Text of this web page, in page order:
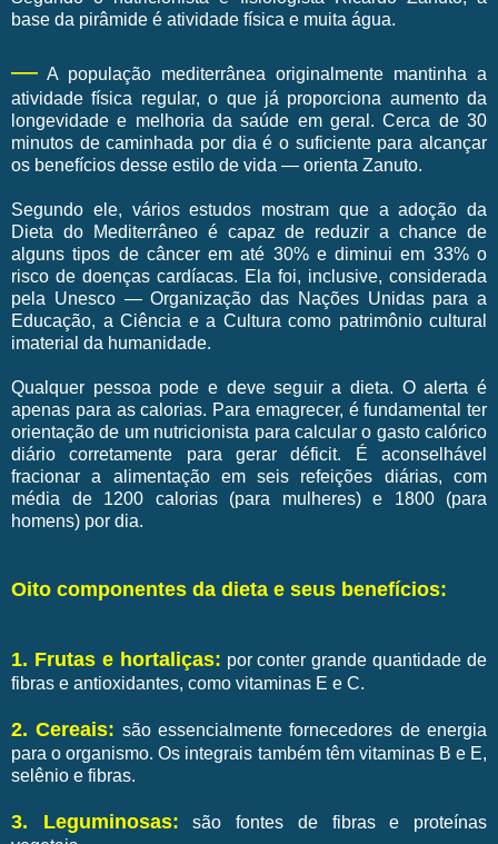
base da pirâmide é atividade física e muita água.
— A população mediterrânea originalmente mantinha a
atividade física regular, o que já proporciona aumento da
longevidade e melhoria da saúde em geral. Cerca de 30
minutos de caminhada por dia é o suficiente para alcançar
os benefícios desse estilo de vida — orienta Zanuto.
Segundo ele, vários estudos mostram que a adoção da
Dieta do Mediterrâneo é capaz de reduzir a chance de
alguns tipos de câncer em até 30% e diminui em 33% o
risco de doenças cardíacas. Ela foi, inclusive, considerada
pela Unesco — Organização das Nações Unidas para a
Educação, a Ciência e a Cultura como patrimônio cultural
imaterial da humanidade.
Qualquer pessoa pode e deve seguir a dieta. O alerta é
apenas para as calorias. Para emagrecer, é fundamental ter
orientação de um nutricionista para calcular o gasto calórico
diário corretamente para gerar déficit. É aconselhável
fracionar a alimentação em seis refeições diárias, com
média de 1200 calorias (para mulheres) e 1800 (para
homens) por dia.
Oito componentes da dieta e seus benefícios:
1. Frutas e hortaliças: por conter grande quantidade de
fibras e antioxidantes, como vitaminas E e C.
2. Cereais: são essencialmente fornecedores de energia
para o organismo. Os integrais também têm vitaminas B e E,
selênio e fibras.
3. Leguminosas: são fontes de fibras e proteínas